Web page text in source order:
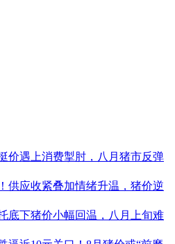
价遇上消费掣肘，八月猪市反弹
供应收紧叠加情绪升温，猪价逆
底下猪价小幅回温，八月上旬难